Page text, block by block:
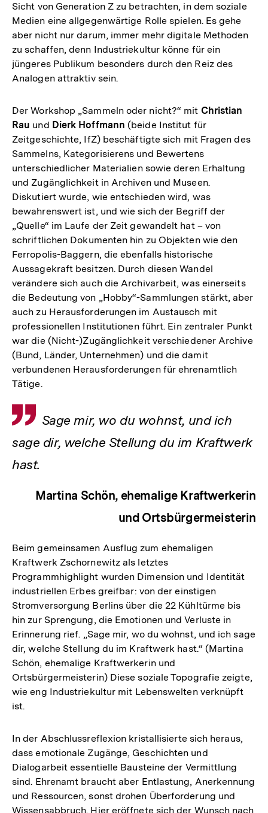
Sicht von Generation Z zu betrachten, in dem soziale
Medien eine allgegenwärtige Rolle spielen. Es gehe
aber nicht nur darum, immer mehr digitale Methoden
zu schaffen, denn Industriekultur könne für ein
jüngeres Publikum besonders durch den Reiz des
Analogen attraktiv sein.
Der Workshop „Sammeln oder nicht?“ mit Christian
Rau und Dierk Hoffmann (beide Institut für
Zeitgeschichte, IfZ) beschäftigte sich mit Fragen des
Sammelns, Kategorisierens und Bewertens
unterschiedlicher Materialien sowie deren Erhaltung
und Zugänglichkeit in Archiven und Museen.
Diskutiert wurde, wie entschieden wird, was
bewahrenswert ist, und wie sich der Begriff der
„Quelle“ im Laufe der Zeit gewandelt hat – von
schriftlichen Dokumenten hin zu Objekten wie den
Ferropolis-Baggern, die ebenfalls historische
Aussagekraft besitzen. Durch diesen Wandel
verändere sich auch die Archivarbeit, was einerseits
die Bedeutung von „Hobby“-Sammlungen stärkt, aber
auch zu Herausforderungen im Austausch mit
professionellen Institutionen führt. Ein zentraler Punkt
war die (Nicht-)Zugänglichkeit verschiedener Archive
(Bund, Länder, Unternehmen) und die damit
verbundenen Herausforderungen für ehrenamtlich
Tätige.
Zitat
Sage mir, wo du wohnst, und ich
sage dir, welche Stellung du im Kraftwerk
hast.
Martina Schön, ehemalige Kraftwerkerin
und Ortsbürgermeisterin
Beim gemeinsamen Ausflug zum ehemaligen
Kraftwerk Zschornewitz als letztes
Programmhighlight wurden Dimension und Identität
industriellen Erbes greifbar: von der einstigen
Stromversorgung Berlins über die 22 Kühltürme bis
hin zur Sprengung, die Emotionen und Verluste in
Erinnerung rief. „Sage mir, wo du wohnst, und ich sage
dir, welche Stellung du im Kraftwerk hast.“ (Martina
Schön, ehemalige Kraftwerkerin und
Ortsbürgermeisterin) Diese soziale Topografie zeigte,
wie eng Industriekultur mit Lebenswelten verknüpft
ist.
In der Abschlussreflexion kristallisierte sich heraus,
dass emotionale Zugänge, Geschichten und
Dialogarbeit essentielle Bausteine der Vermittlung
sind. Ehrenamt braucht aber Entlastung, Anerkennung
und Ressourcen, sonst drohen Überforderung und
Wissensabbruch. Hier eröffnete sich der Wunsch nach